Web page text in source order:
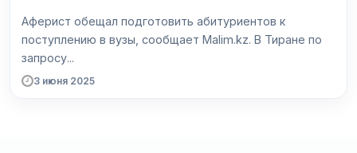
Аферист обещал подготовить абитуриентов к
поступлению в вузы, сообщает Malim.kz. В Тиране по
запросу...
3 июня 2025